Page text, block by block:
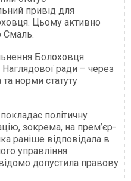
привід для
Цьому активно
Смаль.
Болоховця
ради – через
норми статуту
політичну
зокрема, на прем’єр-
раніше відповідала в
управління
допустила правову